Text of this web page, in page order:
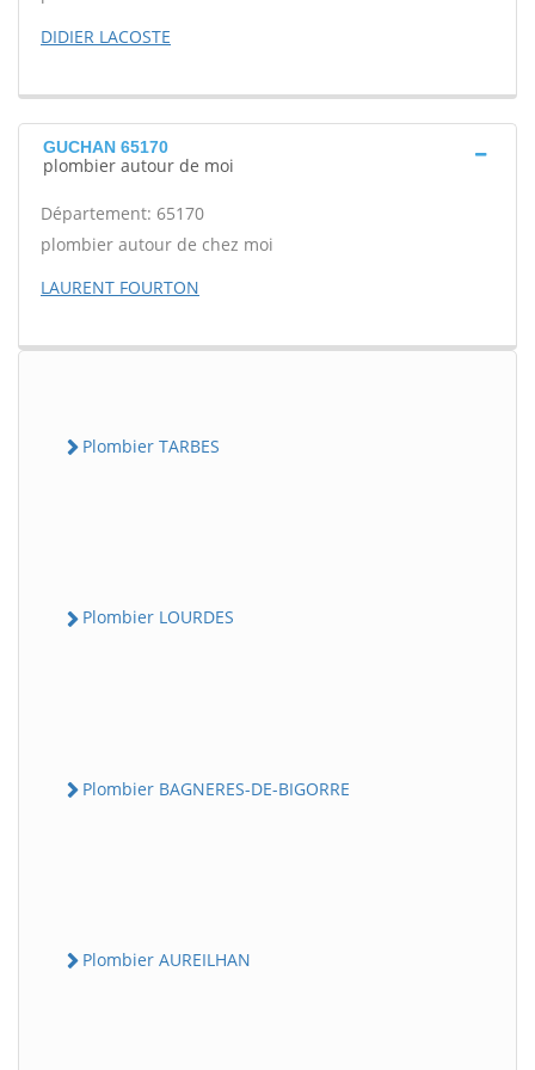
DIDIER LACOSTE
GUCHAN 65170
plombier autour de moi
Département: 65170
plombier autour de chez moi
LAURENT FOURTON
Plombier TARBES
Plombier LOURDES
Plombier BAGNERES-DE-BIGORRE
Plombier AUREILHAN